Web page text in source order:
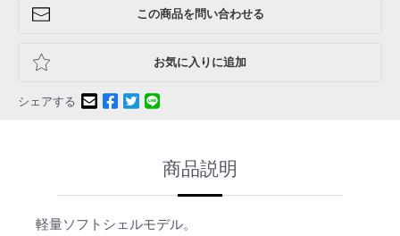
この商品を問い合わせる
お気に入りに追加
シェアする
商品説明
軽量ソフトシェルモデル。